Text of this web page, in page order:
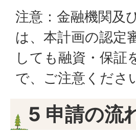
注意：金融機関及
は、本計画の認定
しても融資・保証
で、ご注意くださ
5 申請の流